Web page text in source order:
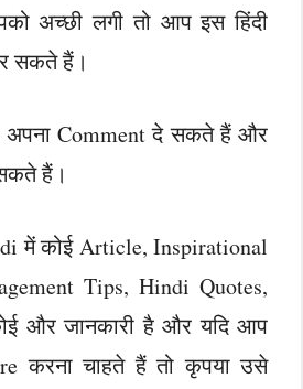
अच्छी लगी तो आप इस हिंदी
सकते हैं।
Comment दे सकते हैं और
हैं।
में कोई Article, Inspirational
Tips, Hindi Quotes,
और जानकारी है और यदि आप
करना चाहते हैं तो कृपया उसे